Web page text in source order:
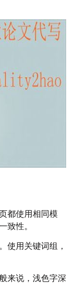
都使用相同模
致性。
使用关键词组，
来说，浅色字深